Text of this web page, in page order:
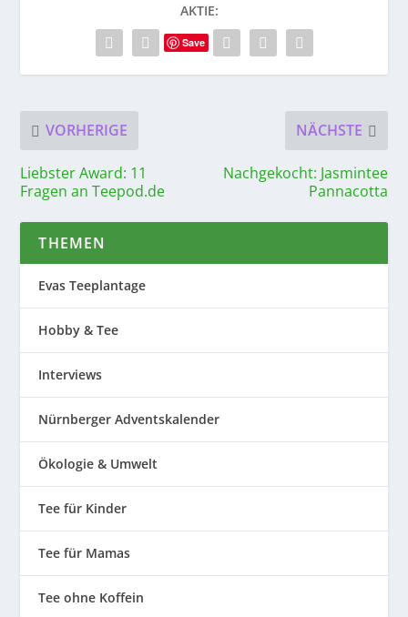
AKTIE:
Save
VORHERIGE
Liebster Award: 11
Fragen an Teepod.de
NÄCHSTE
Nachgekocht: Jasmintee
Pannacotta
THEMEN
Evas Teeplantage
Hobby & Tee
Interviews
Nürnberger Adventskalender
Ökologie & Umwelt
Tee für Kinder
Tee für Mamas
Tee ohne Koffein